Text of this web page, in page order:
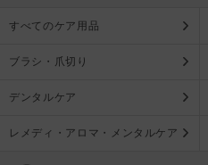
すべてのケア用品
ブラシ・爪切り
デンタルケア
レメディ・アロマ・メンタルケア